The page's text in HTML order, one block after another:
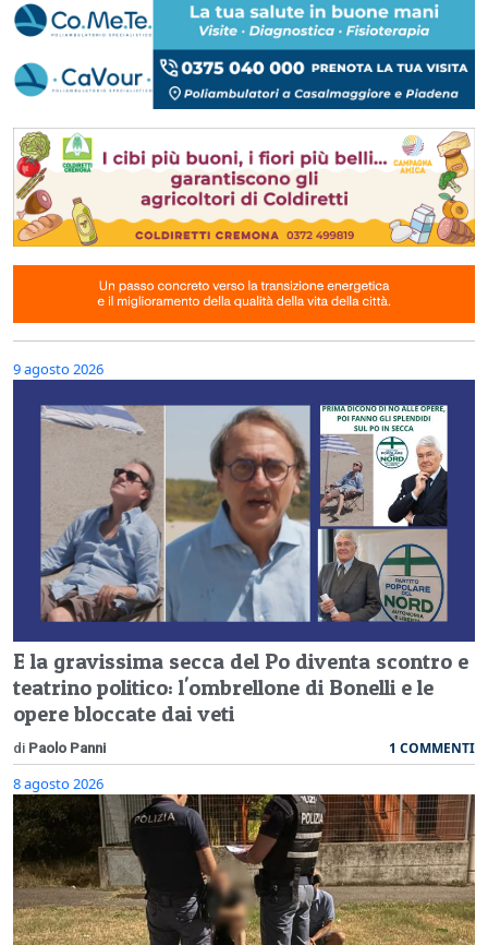
9 agosto 2026
E la gravissima secca del Po diventa scontro e
teatrino politico: l'ombrellone di Bonelli e le
opere bloccate dai veti
di Paolo Panni 1 COMMENTI
8 agosto 2026